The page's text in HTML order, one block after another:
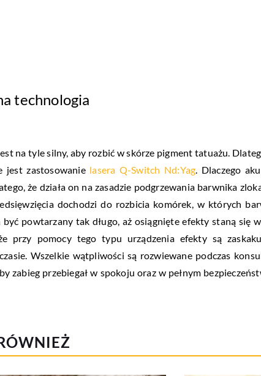
technologia
na tyle silny, aby rozbić w skórze pigment tatuażu.
jest zastosowanie lasera Q-Switch Nd:Yag. Dlaczego
że działa on na zasadzie podgrzewania barwnika
dochodzi do rozbicia komórek, w których
powtarzany tak długo, aż osiągnięte efekty staną się
przy pomocy tego typu urządzenia efekty są
Wszelkie wątpliwości są rozwiewane podczas
zabieg przebiegał w spokoju oraz w pełnym